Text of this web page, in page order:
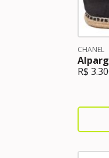
CHANEL
R$